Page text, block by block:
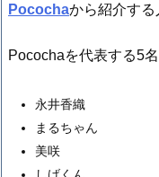
Pocochaから紹介する
Pocochaを代表する5
永井香織
まるちゃん
美咲
しげくん